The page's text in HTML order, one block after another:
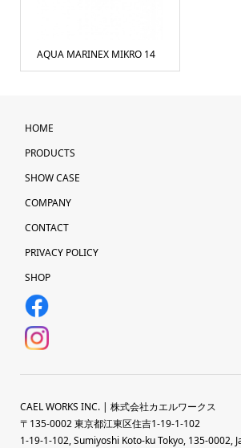
AQUA MARINEX MIKRO 14
HOME
PRODUCTS
SHOW CASE
COMPANY
CONTACT
PRIVACY POLICY
SHOP
CAEL WORKS INC. | 株式会社カエルワークス
〒135-0002 東京都江東区住吉1-19-1-102
1-19-1-102, Sumiyoshi Koto-ku Tokyo, 135-0002,